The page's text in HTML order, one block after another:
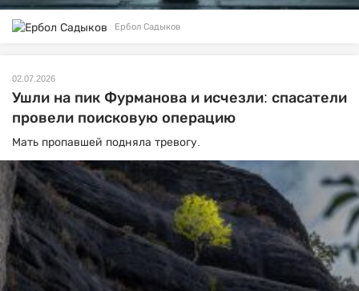
Ербол Садыков
02.07.2026
Ушли на пик Фурманова и исчезли: спасатели
провели поисковую операцию
Мать пропавшей подняла тревогу.